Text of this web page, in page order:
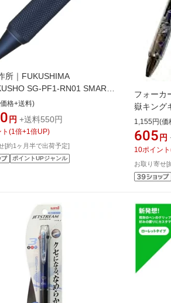
所｜FUKUSHIMA
SG-PF1-RN01 SMART-
レットタイプ ネイビー フリ
ボールノックモデル
格+送料)
円 +送料550円
(1 倍+1 倍UP)
[約1ヶ月半で出荷予定]
ポイントUPジャンル
フォーカ
嶽キング
1,155円(価
605 円
10ポイント
お取り寄せ[